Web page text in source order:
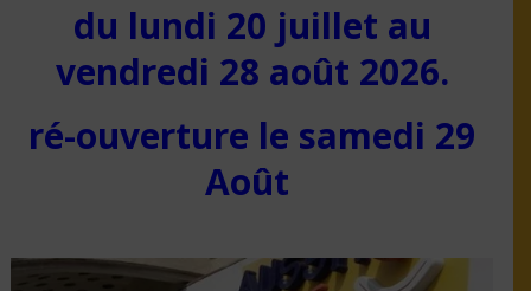
du lundi 20 juillet au
vendredi 28 août 2026.
ré-ouverture le samedi 29
Août